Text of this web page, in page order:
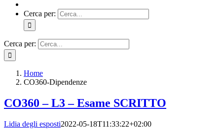
Cerca per:
Cerca per:
Home
CO360-Dipendenze
CO360 – L3 – Esame SCRITTO
Lidia degli esposti2022-05-18T11:33:22+02:00